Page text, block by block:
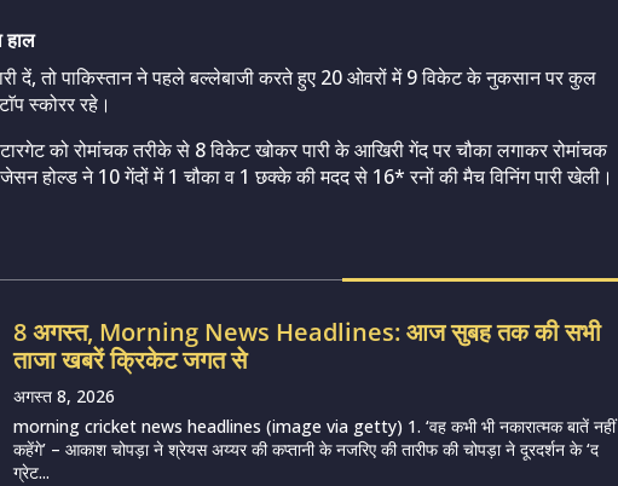
हाल
दें, तो पाकिस्तान ने पहले बल्लेबाजी करते हुए 20 ओवरों में 9 विकेट के नुकसान पर कुल
स्कोरर रहे।
को रोमांचक तरीके से 8 विकेट खोकर पारी के आखिरी गेंद पर चौका लगाकर रोमांचक
होल्ड ने 10 गेंदों में 1 चौका व 1 छक्के की मदद से 16* रनों की मैच विनिंग पारी खेली।
8 अगस्त, Morning News Headlines: आज सुबह तक की सभी
ताजा खबरें क्रिकेट जगत से
अगस्त 8, 2026
morning cricket news headlines (image via getty) 1. ‘वह कभी भी नकारात्मक बातें नहीं
कहेंगे’ – आकाश चोपड़ा ने श्रेयस अय्यर की कप्तानी के नजरिए की तारीफ की चोपड़ा ने दूरदर्शन के ‘द
ग्रेट...